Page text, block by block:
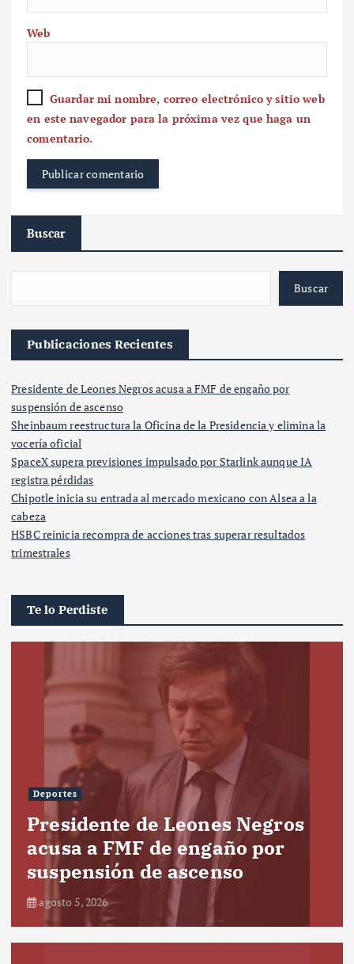
Web
Guardar mi nombre, correo electrónico y sitio web
en este navegador para la próxima vez que haga un
comentario.
Buscar
Buscar
Publicaciones Recientes
Presidente de Leones Negros acusa a FMF de engaño por
suspensión de ascenso
Sheinbaum reestructura la Oficina de la Presidencia y elimina la
vocería oficial
SpaceX supera previsiones impulsado por Starlink aunque IA
registra pérdidas
Chipotle inicia su entrada al mercado mexicano con Alsea a la
cabeza
HSBC reinicia recompra de acciones tras superar resultados
trimestrales
Te lo Perdiste
Deportes
Presidente de Leones Negros
acusa a FMF de engaño por
suspensión de ascenso
agosto 5, 2026